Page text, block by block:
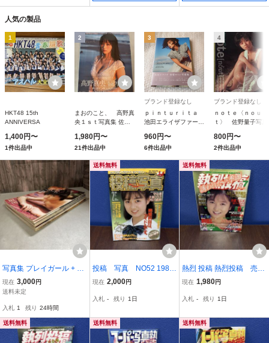
人気の製品
1
HKT48 15th
ANNIVERSA
1,400円〜
1件出品中
2
まおのこと、 高野真
央１ｓｔ写真集 佐藤
1,980円〜
21件出品中
3
ブランド登録なし
ｐｉｎｔｕｒｉｔａ
池田エライザファース
イザファースト写真
集） ＱＷＡＪＩＭＡ
ＴＯＭＯＫＩ／〔撮
影〕
960円〜
6件出品中
4
ブランド登録なし
ｎｏｔｅ〈ｎｏｕ
ｔ〉 佐野量子写真
800円〜
2件出品中
写真集 プレイガール + 激
写 (別冊GORO) 8冊セッ
ト 篠山紀信/創刊号/80年
カ/樹本デラ/ナタリー/レ
トロ●A12132-6
現在 3,000円
送料未定
入札 1 残り 24時間
送料無料
投稿 写真 NO52 1989
売切り 送料無料
現在 2,000円
入札 - 残り 1日
送料無料
熱烈 投稿 熱烈投稿 売切
り 送料無料
現在 1,980円
入札 - 残り 1日
送料無料 送料無料 送料無料